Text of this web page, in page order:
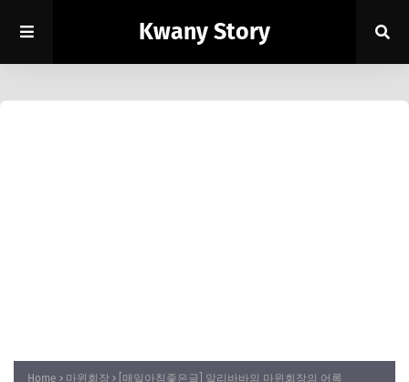
Kwany Story
Home 마윈회장 [매일아침좋은글] 알리바바의 마윈회장의 어록